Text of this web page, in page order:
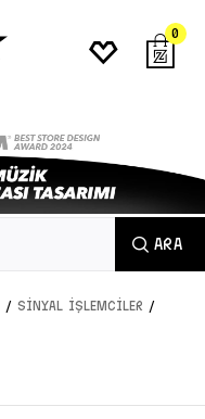
0
ARA
/ SİNYAL İŞLEMCİLER /